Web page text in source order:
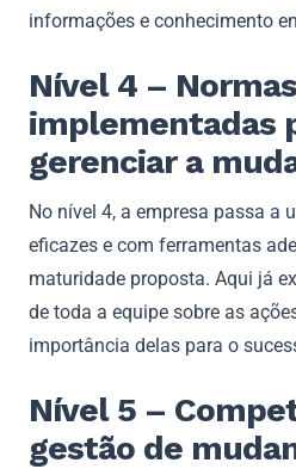
informações e conhecimento
Nível 4 –
implementadas
gerenciar a
No nível 4, a empresa passa a
eficazes e com ferramentas
maturidade proposta. Aqui já
de toda a equipe sobre as
importância delas para o
Nível 5 –
gestão de